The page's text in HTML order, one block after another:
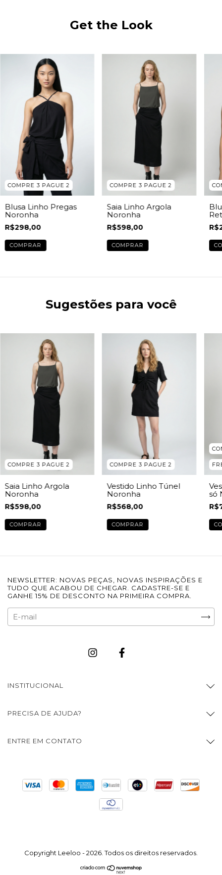
Get the Look
COMPRE 3 PAGUE 2
Blusa Linho Pregas
Noronha
R$298,00
COMPRAR
COMPRE 3 PAGUE 2
Saia Linho Argola
Noronha
R$598,00
COMPRAR
Sugestões para você
COMPRE 3 PAGUE 2
Saia Linho Argola
Noronha
R$598,00
COMPRAR
COMPRE 3 PAGUE 2
Vestido Linho Túnel
Noronha
R$568,00
COMPRAR
só
NEWSLETTER: NOVAS PEÇAS, NOVAS INSPIRAÇÕES E
TUDO QUE ACABOU DE CHEGAR. CADASTRE-SE E
GANHE 15% DE DESCONTO NA PRIMEIRA COMPRA.
INSTITUCIONAL
PRECISA DE AJUDA?
ENTRE EM CONTATO
Copyright Leeloo - 2026. Todos os direitos reservados.